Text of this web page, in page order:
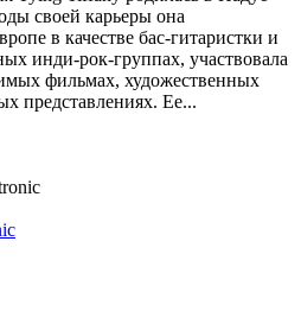
своей карьеры она
в качестве бас-гитаристки и
инди-рок-группах, участвовала
фильмах, художественных
представлениях. Ее...